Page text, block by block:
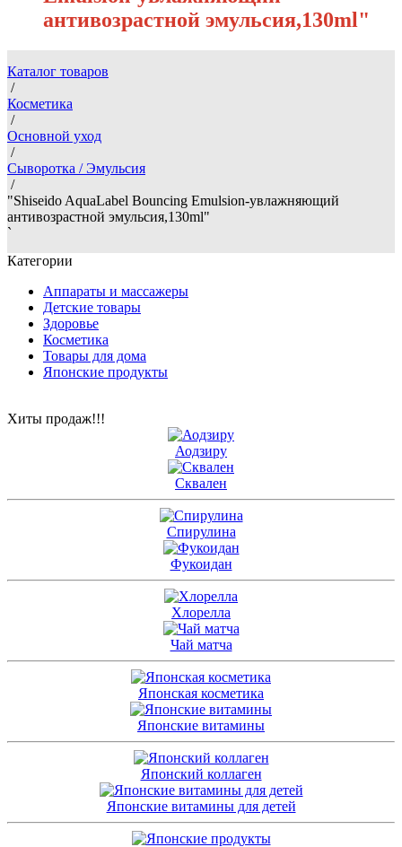
антивозрастной эмульсия,130ml"
Каталог товаров
/
Косметика
/
Основной уход
/
Сыворотка / Эмульсия
/
"Shiseido AquaLabel Bouncing Emulsion-увлажняющий
антивозрастной эмульсия,130ml"
`
Категории
Аппараты и массажеры
Детские товары
Здоровье
Косметика
Товары для дома
Японские продукты
Хиты продаж!!!
Аодзиру
Сквален
Спирулина
Фукоидан
Хлорелла
Чай матча
Японская косметика
Японские витамины
Японский коллаген
Японские витамины для детей